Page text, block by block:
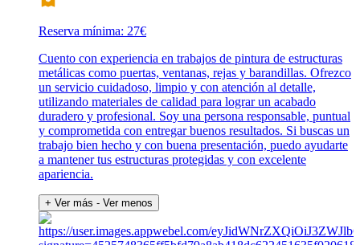
Reserva mínima: 27€
Cuento con experiencia en trabajos de pintura de estructuras
metálicas como puertas, ventanas, rejas y barandillas. Ofrezco
un servicio cuidadoso, limpio y con atención al detalle,
utilizando materiales de calidad para lograr un acabado
duradero y profesional. Soy una persona responsable, puntual
y comprometida con entregar buenos resultados. Si buscas un
trabajo bien hecho y con buena presentación, puedo ayudarte
a mantener tus estructuras protegidas y con excelente
apariencia.
+ Ver más - Ver menos